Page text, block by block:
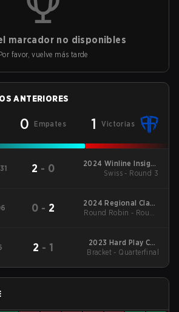
marcador no disponibles
favor, vuelve más tarde
ANTERIORES
0 Empates 1 Victorias
2 - 0
2024 Winline Insight
Season 5
Swiss - Round 3
0 - 2
2024 Regional Clash
Arena CIS
Round Robin - Round
2 - 1
2023 Hard Play Cup
#8
Bracket - Quarterfinal